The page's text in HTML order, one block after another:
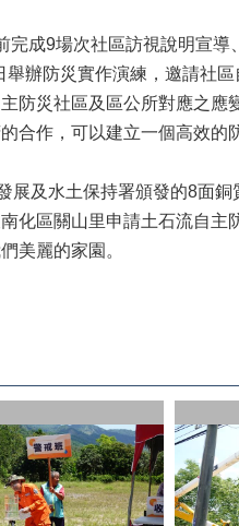
成9場次社區訪視說明宣導
辦防災實作演練，邀請社
防災社區及區公所對應之應
合作，可以建立一個高效的
及水土保持署頒發的8面銅
化區關山里申請土石流自主
美麗的家園。